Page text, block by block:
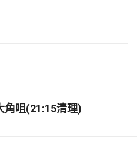
角咀(21:15清理)